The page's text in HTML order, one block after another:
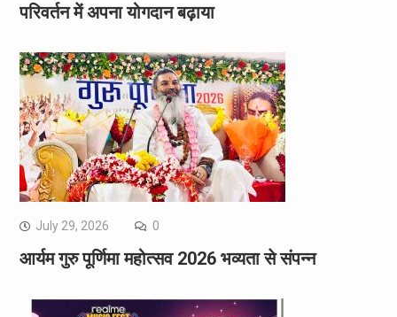
परिवर्तन में अपना योगदान बढ़ाया
July 29, 2026 0
आर्यम गुरु पूर्णिमा महोत्सव 2026 भव्यता से संपन्न